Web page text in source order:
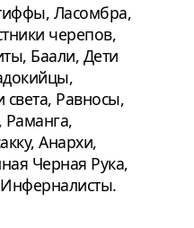
Ласомбра,
черепов,
Баали, Дети
света, Равносы,
Анархи,
Черная Рука,